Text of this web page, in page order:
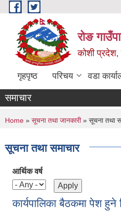
Skip to main content
रोङ
कोशी प्रदेश,
गृहपृष्ठ परिचय वडा
समाचार
You are here
Home » सूचना तथा जानकारी» सूचना तथा
सूचना तथा समाचार
आर्थिक वर्ष
कार्यपालिका बैठकमा पेश